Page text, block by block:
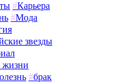
#Карьера
#Мода
звезды
жизни
#брак